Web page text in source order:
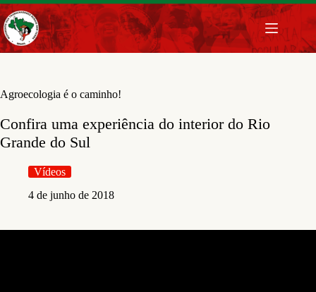
Pular
para
o
conteúdo
Agroecologia é o caminho!
Confira uma experiência do interior do Rio
Grande do Sul
Vídeos
4 de junho de 2018